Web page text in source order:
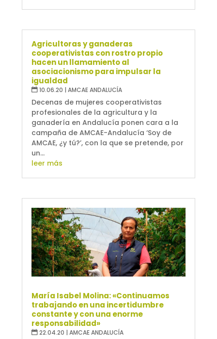
Agricultoras y ganaderas
cooperativistas con rostro propio
hacen un llamamiento al
asociacionismo para impulsar la
igualdad
10.06.20 | AMCAE ANDALUCÍA
Decenas de mujeres cooperativistas
profesionales de la agricultura y la
ganadería en Andalucía ponen cara a la
campaña de AMCAE-Andalucía ‘Soy de
AMCAE, ¿y tú?’, con la que se pretende, por
un...
leer más
María Isabel Molina: «Continuamos
trabajando en una incertidumbre
constante y con una enorme
responsabilidad»
22.04.20 | AMCAE ANDALUCÍA